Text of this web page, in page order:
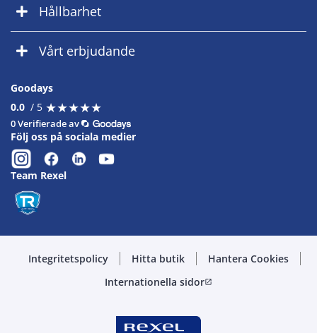
Hållbarhet
Vårt erbjudande
Goodays
0.0 / 5 ★★★★★
★★★★★
0 Verifierade av
Följ oss på sociala medier
Team Rexel
Integritetspolicy Hitta butik
Hantera Cookies
Internationella sidoropen_in_new